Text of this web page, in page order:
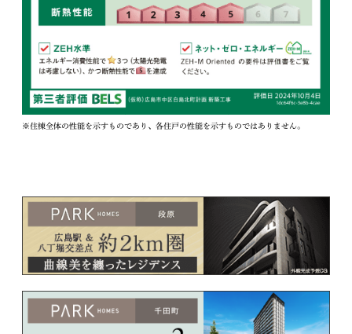
※住棟全体の性能を示すものであり、各住戸の性能を示すものではありません。